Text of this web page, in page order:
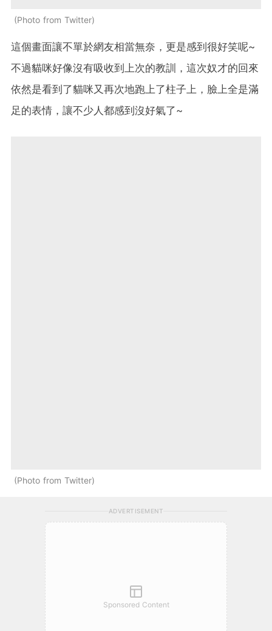
Photo from Twitter
這個畫面讓不單於網友相當無奈，更是感到很好笑呢~
不過貓咪好像沒有吸收到上次的教訓，這次奴才的回來
依然是看到了貓咪又再次地跑上了柱子上，臉上全是滿
足的表情，讓不少人都感到沒好氣了~
Photo from Twitter
ADVERTISEMENT
Sponsored Content